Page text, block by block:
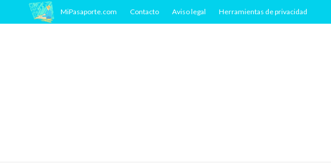
MiPasaporte.com Contacto Aviso legal Herramientas de privacidad